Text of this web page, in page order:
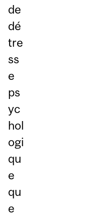
de
dé
tre
ss
e
ps
yc
hol
ogi
qu
e
qu
e